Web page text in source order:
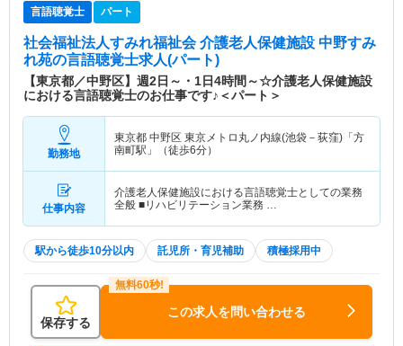
言語聴覚士 パート
社会福祉法人すみれ福祉会 介護老人保健施設 中野すみ
れ苑の言語聴覚士求人(パート)
【東京都／中野区】週2日～・1日4時間～☆介護老人保健施設
における言語聴覚士のお仕事です♪＜パート＞
勤務地
東京都 中野区 東京メトロ丸ノ内線(池袋－荻窪)「方
南町駅」（徒歩6分）
仕事内容
介護老人保健施設における言語聴覚士としての業務
全般 ■リハビリテーション業務 …
駅から徒歩10分以内 託児所・育児補助 積極採用中
保存する
この求人を問い合わせる